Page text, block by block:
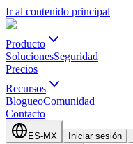
Ir al contenido principal
Producto
SolucionesSeguridad
Precios
Recursos
BlogueoComunidad
Contacto
ES-MX Iniciar sesión